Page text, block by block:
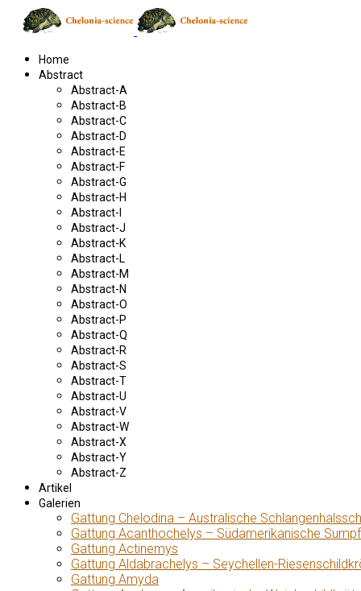
Home
Abstract
Abstract-A
Abstract-B
Abstract-C
Abstract-D
Abstract-E
Abstract-F
Abstract-G
Abstract-H
Abstract-I
Abstract-J
Abstract-K
Abstract-L
Abstract-M
Abstract-N
Abstract-O
Abstract-P
Abstract-Q
Abstract-R
Abstract-S
Abstract-T
Abstract-U
Abstract-V
Abstract-W
Abstract-X
Abstract-Y
Abstract-Z
Artikel
Galerien
Gattung Chelodina – Australische
Gattung Acanthochelys – Südamerikanische
Gattung Actinemys
Gattung Aldabrachelys – Seychellen-
Gattung Amyda